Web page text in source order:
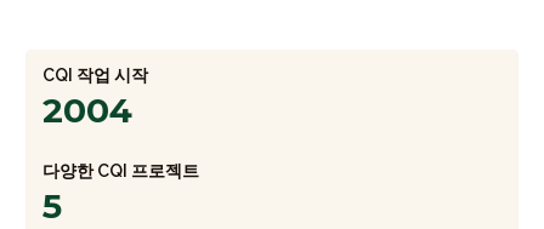
CQI 작업 시작
2004
다양한 CQI 프로젝트
5